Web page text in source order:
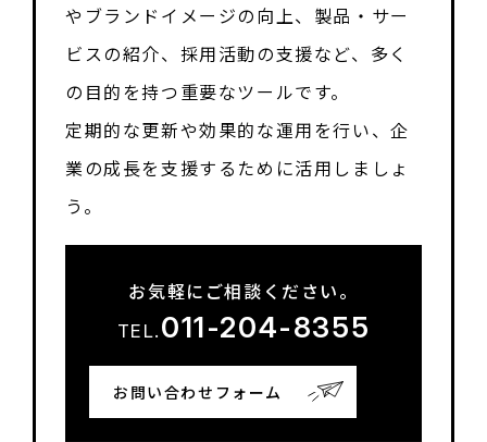
やブランドイメージの向上、製品・サー
ビスの紹介、採用活動の支援など、多く
の目的を持つ重要なツールです。
定期的な更新や効果的な運用を行い、企
業の成長を支援するために活用しましょ
う。
お気軽にご相談ください。
TEL. 011-204-8355
お問い合わせフォーム